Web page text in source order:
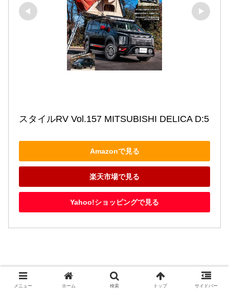
スタイルRV Vol.157 MITSUBISHI DELICA D:5
Amazonで見る
楽天市場で見る
Yahoo!ショッピングで見る
メニュー ホーム 検索 トップ サイドバー